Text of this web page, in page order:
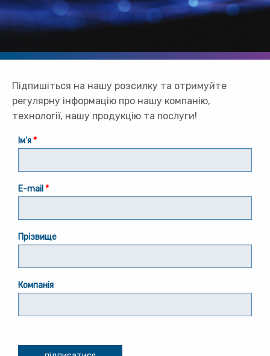
Підпишіться на нашу розсилку та отримуйте
регулярну інформацію про нашу компанію,
технології, нашу продукцію та послуги!
Ім'я
E-mail
Прізвище
Компанія